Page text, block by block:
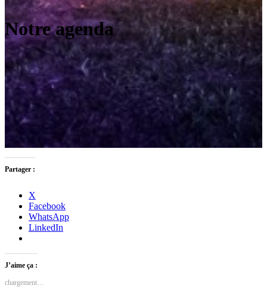
Notre agenda
Partager :
X
Facebook
WhatsApp
LinkedIn
J’aime ça :
chargement…